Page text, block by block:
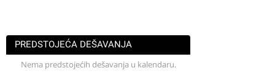
PREDSTOJEĆA DEŠAVANJA
Nema predstojećih dešavanja u kalendaru.